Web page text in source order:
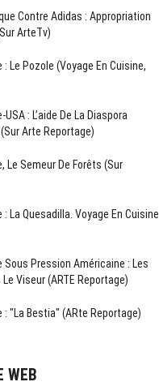
Contre Adidas : Appropriation
ArteTv)
: Le Pozole (Voyage En Cuisine,
USA : L’aide De La Diaspora
(sur Arte Reportage)
Le Semeur De Forêts (sur
: La Quesadilla. Voyage En Cuisine
Sous Pression Américaine : Les
Viseur (ARTE Reportage)
: "La Bestia" (ARte Reportage)
WEB